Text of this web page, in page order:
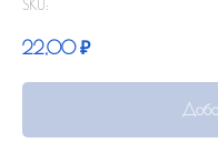
SKU:
22,00 ₽